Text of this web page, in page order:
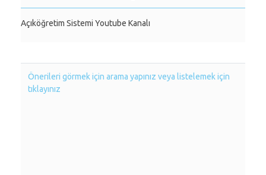
Açıköğretim Sistemi Youtube Kanalı
Önerileri görmek için arama yapınız veya listelemek için
tıklayınız